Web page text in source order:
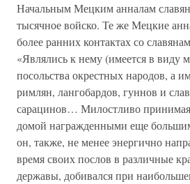
Начальным Мецким анналам
тысячное войско. Те же Мецкие
более ранних контактах со
«Являлись к нему (имеется в
посольства окрестных народов, а
римлян, лангобардов, гуннов и
сарацинов… Милостливо
домой награжденными еще
он, также, не менее энергично
время своих послов в различные
державы, добивался при